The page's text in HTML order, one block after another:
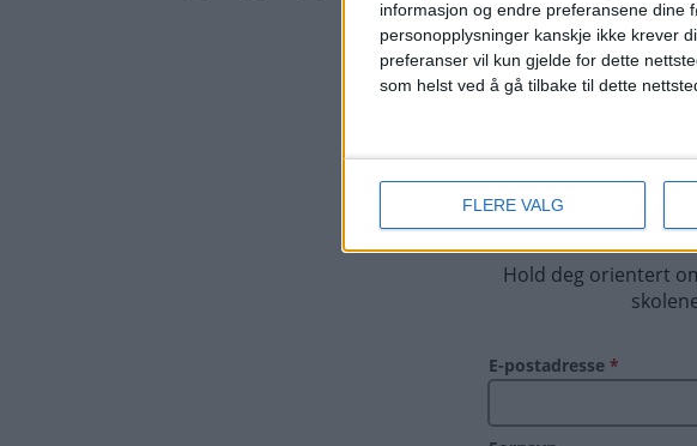
informasjon og endre preferansene dine
personopplysninger kanskje ikke krever
preferanser vil kun gjelde for dette
som helst ved å gå tilbake til dette
FLERE VALG